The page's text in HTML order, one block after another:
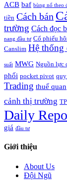
ACB baf bùng nổ theo
tiền Cách bán
trường Cách đọc
nang đầu tư Cổ phiếu
Canslim Hệ
suất MWG Nguồn lực
phối pocket pivot
Trading thuế quan
cảnh thị trường
Daily
giá đầu tư
Giới thiệu
About Us
Đội Ngũ